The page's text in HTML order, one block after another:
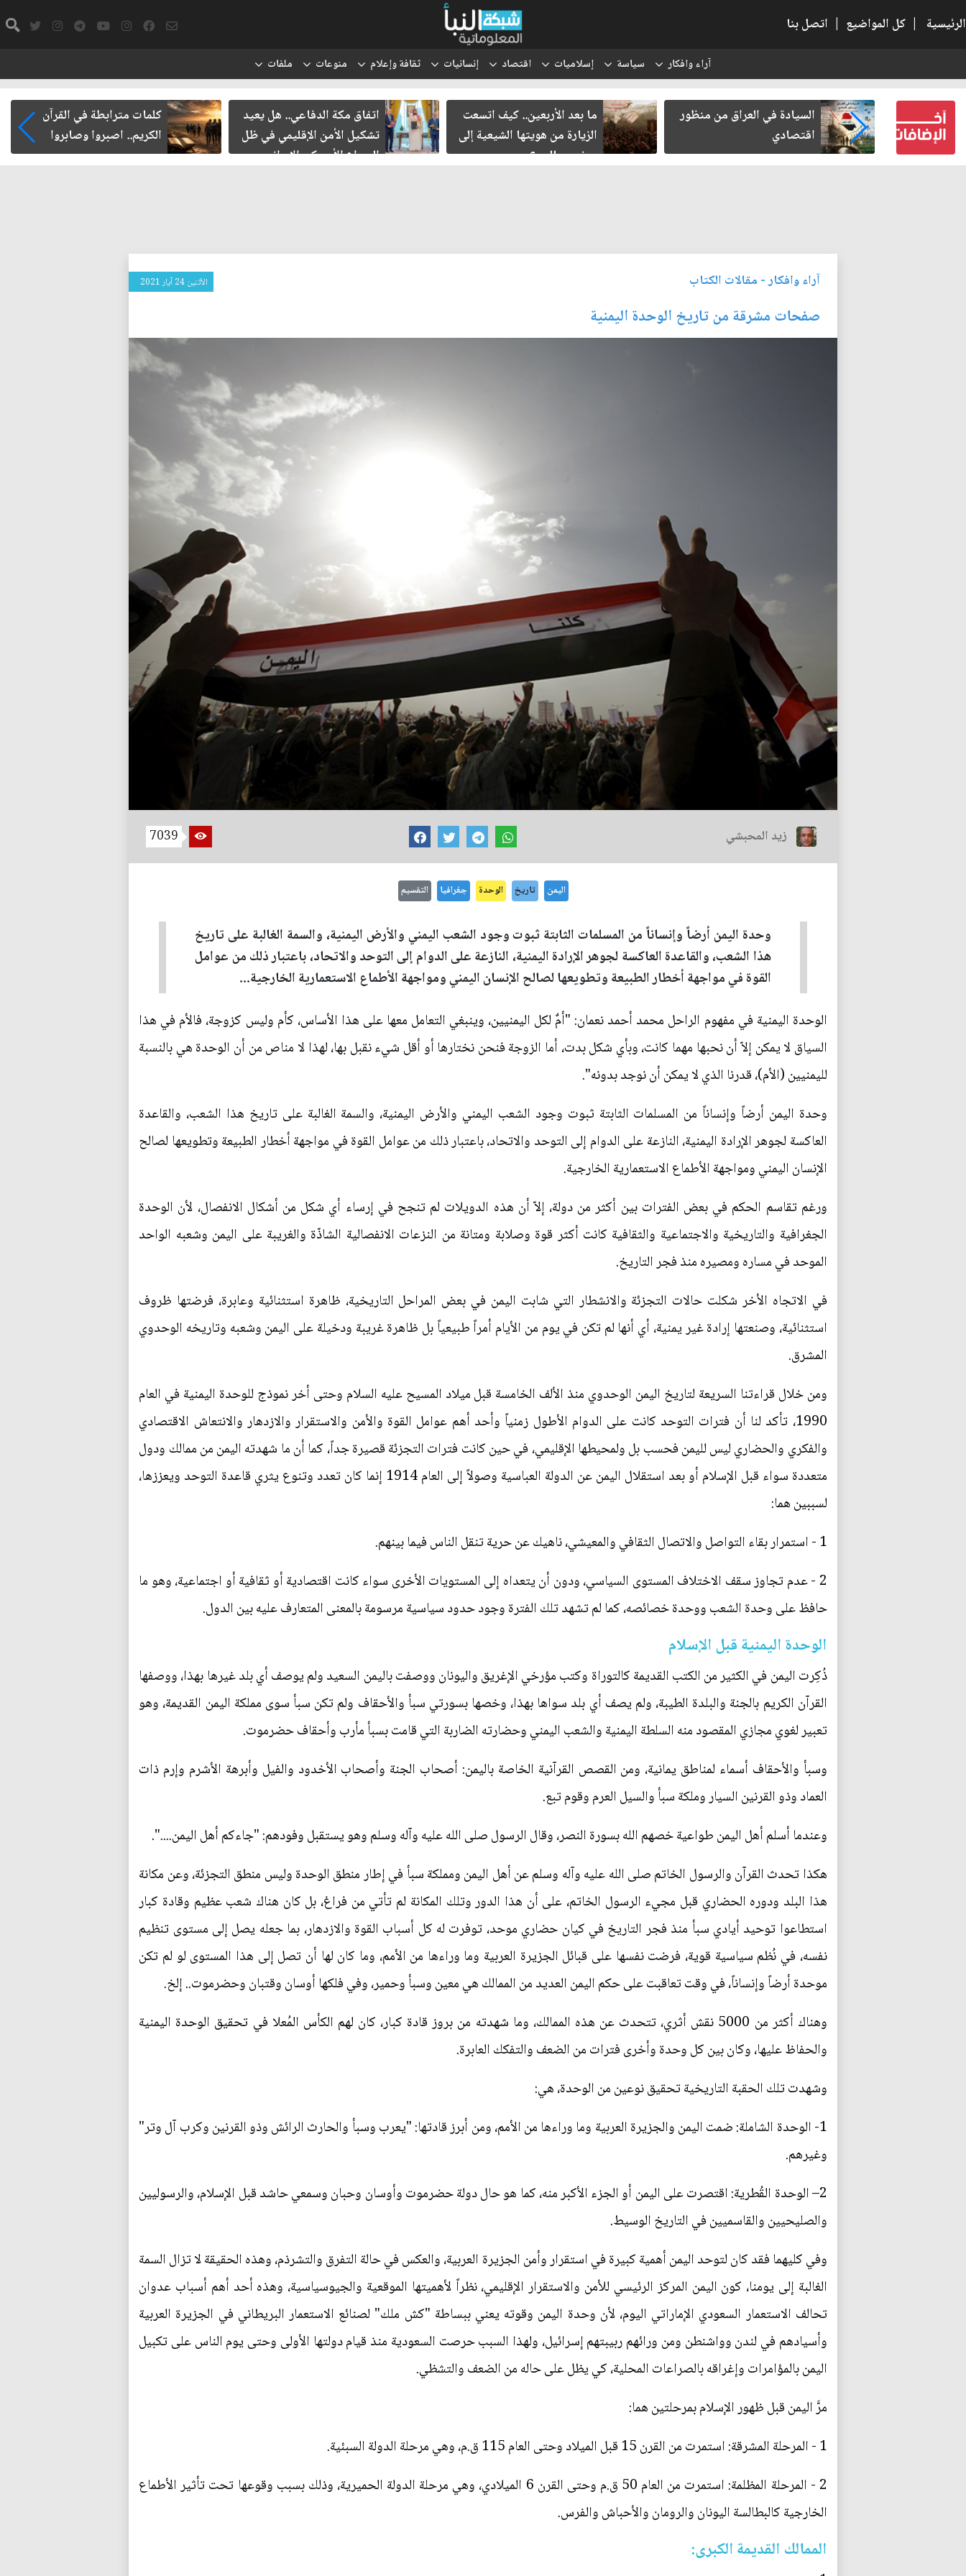
الرئيسية | كل المواضيع | اتصل بنا
آراء وافكار سياسة إسلاميات اقتصاد إنسانيات ثقافة وإعلام منوعات ملفات
بعد أخذ
السيادة في العراق من منظور
اقتصادي
ما بعد الأربعين.. كيف اتسعت
الزيارة من هويتها الشيعية إلى
حضور عالمي؟
اتفاق مكة الدفاعي.. هل يعيد
تشكيل الأمن الإقليمي في ظل
الصراع الأميركي الإيراني
كلمات مترابطة في القرآن
الكريم.. اصبروا وصابروا
آراء وافكار- مقالات الكتاب الأثنين 24 آيار 2021
صفحات مشرقة من تاريخ الوحدة اليمنية
زيد المحبشي 7039
اليمن تاريخ الوحدة جغرافيا التقسيم
وحدة اليمن أرضاً وإنساناً من المسلمات الثابتة ثبوت وجود الشعب اليمني والأرض اليمنية، والسمة الغالبة على تاريخ
هذا الشعب، والقاعدة العاكسة لجوهر الإرادة اليمنية، النازعة على الدوام إلى التوحد والاتحاد، باعتبار ذلك من عوامل
القوة في مواجهة أخطار الطبيعة وتطويعها لصالح الإنسان اليمني ومواجهة الأطماع الاستعمارية الخارجية...
الوحدة اليمنية في مفهوم الراحل محمد أحمد نعمان: "أمٌ لكل اليمنيين، وينبغي التعامل معها على هذا الأساس، كأم وليس كزوجة، فالأم في هذا
السياق لا يمكن إلاّ أن نحبها مهما كانت، وبأي شكل بدت، أما الزوجة فنحن نختارها أو أقل شيء نقبل بها، لهذا لا مناص من أن الوحدة هي بالنسبة
لليمنيين (الأم)، قدرنا الذي لا يمكن أن نوجد بدونه".
وحدة اليمن أرضاً وإنساناً من المسلمات الثابتة ثبوت وجود الشعب اليمني والأرض اليمنية، والسمة الغالبة على تاريخ هذا الشعب، والقاعدة
العاكسة لجوهر الإرادة اليمنية، النازعة على الدوام إلى التوحد والاتحاد، باعتبار ذلك من عوامل القوة في مواجهة أخطار الطبيعة وتطويعها لصالح
الإنسان اليمني ومواجهة الأطماع الاستعمارية الخارجية.
ورغم تقاسم الحكم في بعض الفترات بين أكثر من دولة، إلاّ أن هذه الدويلات لم تنجح في إرساء أي شكل من أشكال الانفصال، لأن الوحدة
الجغرافية والتاريخية والاجتماعية والثقافية كانت أكثر قوة وصلابة ومتانة من النزعات الانفصالية الشاذّة والغريبة على اليمن وشعبه الواحد
الموحد في مساره ومصيره منذ فجر التاريخ.
في الاتجاه الأخر شكلت حالات التجزئة والانشطار التي شابت اليمن في بعض المراحل التاريخية، ظاهرة استثنائية وعابرة، فرضتها ظروف
استثنائية، وصنعتها إرادة غير يمنية، أي أنها لم تكن في يوم من الأيام أمراً طبيعياً بل ظاهرة غريبة ودخيلة على اليمن وشعبه وتاريخه الوحدوي
المشرق.
ومن خلال قراءتنا السريعة لتاريخ اليمن الوحدوي منذ الألف الخامسة قبل ميلاد المسيح عليه السلام وحتى أخر نموذج للوحدة اليمنية في العام
1990، تأكد لنا أن فترات التوحد كانت على الدوام الأطول زمنياً وأحد أهم عوامل القوة والأمن والاستقرار والازدهار والانتعاش الاقتصادي
والفكري والحضاري ليس لليمن فحسب بل ولمحيطها الإقليمي، في حين كانت فترات التجزئة قصيرة جداً، كما أن ما شهدته اليمن من ممالك ودول
متعددة سواء قبل الإسلام أو بعد استقلال اليمن عن الدولة العباسية وصولاً إلى العام 1914 إنما كان تعدد وتنوع يثري قاعدة التوحد ويعززها،
لسببين هما:
1 - استمرار بقاء التواصل والاتصال الثقافي والمعيشي، ناهيك عن حرية تنقل الناس فيما بينهم.
2 - عدم تجاوز سقف الاختلاف المستوى السياسي، ودون أن يتعداه إلى المستويات الأخرى سواء كانت اقتصادية أو ثقافية أو اجتماعية، وهو ما
حافظ على وحدة الشعب ووحدة خصائصه، كما لم تشهد تلك الفترة وجود حدود سياسية مرسومة بالمعنى المتعارف عليه بين الدول.
الوحدة اليمنية قبل الإسلام
ذُكِرت اليمن في الكثير من الكتب القديمة كالتوراة وكتب مؤرخي الإغريق واليونان ووصفت باليمن السعيد ولم يوصف أي بلد غيرها بهذا، ووصفها
القرآن الكريم بالجنة والبلدة الطيبة، ولم يصف أي بلد سواها بهذا، وخصها بسورتي سبأ والأحقاف ولم تكن سبأ سوى مملكة اليمن القديمة، وهو
تعبير لغوي مجازي المقصود منه السلطة اليمنية والشعب اليمني وحضارته الضاربة التي قامت بسبأ مأرب وأحقاف حضرموت.
وسبأ والأحقاف أسماء لمناطق يمانية، ومن القصص القرآنية الخاصة باليمن: أصحاب الجنة وأصحاب الأخدود والفيل وأبرهة الأشرم وإرم ذات
العماد وذو القرنين السيار وملكة سبأ والسيل العرم وقوم تبع.
وعندما أسلم أهل اليمن طواعية خصهم الله بسورة النصر، وقال الرسول صلى الله عليه وآله وسلم وهو يستقبل وفودهم: "جاءكم أهل اليمن....".
هكذا تحدث القرآن والرسول الخاتم صلى الله عليه وآله وسلم عن أهل اليمن ومملكة سبأ في إطار منطق الوحدة وليس منطق التجزئة، وعن مكانة
هذا البلد ودوره الحضاري قبل مجيء الرسول الخاتم، على أن هذا الدور وتلك المكانة لم تأتي من فراغ، بل كان هناك شعب عظيم وقادة كبار
استطاعوا توحيد أيادي سبأ منذ فجر التاريخ في كيان حضاري موحد، توفرت له كل أسباب القوة والازدهار، بما جعله يصل إلى مستوى تنظيم
نفسه، في نُظم سياسية قوية، فرضت نفسها على قبائل الجزيرة العربية وما وراءها من الأمم، وما كان لها أن تصل إلى هذا المستوى لو لم تكن
موحدة أرضاً وإنساناً، في وقت تعاقبت على حكم اليمن العديد من الممالك هي معين وسبأ وحمير، وفي فلكها أوسان وقتبان وحضرموت.. إلخ.
وهناك أكثر من 5000 نقش أثري، تتحدث عن هذه الممالك، وما شهدته من بروز قادة كبار، كان لهم الكأس المُعلا في تحقيق الوحدة اليمنية
والحفاظ عليها، وكان بين كل وحدة وأخرى فترات من الضعف والتفكك العابرة.
وشهدت تلك الحقبة التاريخية تحقيق نوعين من الوحدة، هي:
1- الوحدة الشاملة: ضمت اليمن والجزيرة العربية وما وراءها من الأمم، ومن أبرز قادتها: "يعرب وسبأ والحارث الرائش وذو القرنين وكرب آل وتر"
وغيرهم.
2– الوحدة القُطرية: اقتصرت على اليمن أو الجزء الأكبر منه، كما هو حال دولة حضرموت وأوسان وحبان وسمعي حاشد قبل الإسلام، والرسوليين
والصليحيين والقاسميين في التاريخ الوسيط.
وفي كليهما فقد كان لتوحد اليمن أهمية كبيرة في استقرار وأمن الجزيرة العربية، والعكس في حالة التفرق والتشرذم، وهذه الحقيقة لا تزال السمة
الغالبة إلى يومنا، كون اليمن المركز الرئيسي للأمن والاستقرار الإقليمي، نظراً لأهميتها الموقعية والجيوسياسية، وهذه أحد أهم أسباب عدوان
تحالف الاستعمار السعودي الإماراتي اليوم، لأن وحدة اليمن وقوته يعني ببساطة "كش ملك" لصنائع الاستعمار البريطاني في الجزيرة العربية
وأسيادهم في لندن وواشنطن ومن ورائهم ربيبتهم إسرائيل، ولهذا السبب حرصت السعودية منذ قيام دولتها الأولى وحتى يوم الناس على تكبيل
اليمن بالمؤامرات وإغراقه بالصراعات المحلية، كي يظل على حاله من الضعف والتشظي.
مرَّ اليمن قبل ظهور الإسلام بمرحلتين هما:
1 - المرحلة المشرقة: استمرت من القرن 15 قبل الميلاد وحتى العام 115 ق.م، وهي مرحلة الدولة السبئية.
2 - المرحلة المظلمة: استمرت من العام 50 ق.م وحتى القرن 6 الميلادي، وهي مرحلة الدولة الحميرية، وذلك بسبب وقوعها تحت تأثير الأطماع
الخارجية كالبطالسة اليونان والرومان والأحباش والفرس.
الممالك القديمة الكبرى: